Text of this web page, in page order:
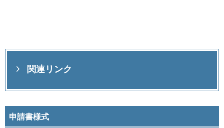
関連リンク
申請書様式